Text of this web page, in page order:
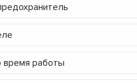
работы